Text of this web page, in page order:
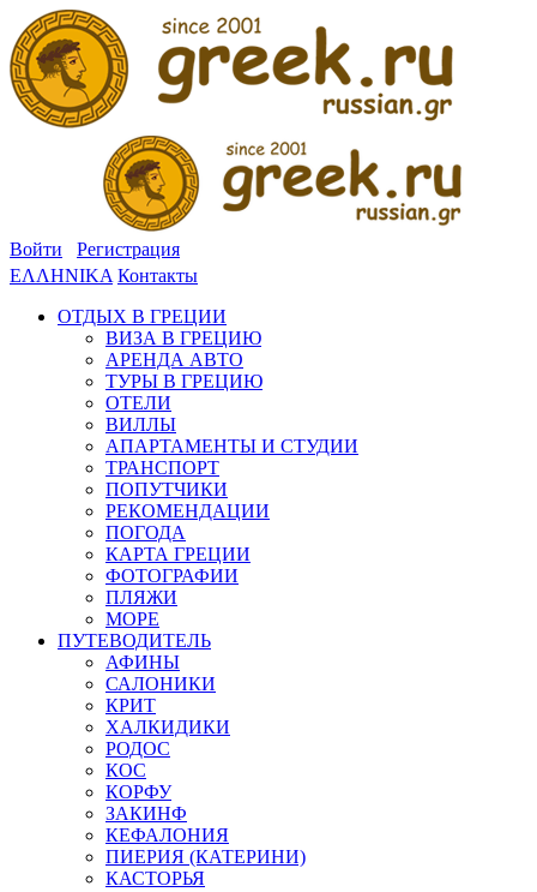
Войти
Регистрация
ΕΛΛΗΝΙΚΑ Контакты
ОТДЫХ В ГРЕЦИИ
ВИЗА В ГРЕЦИЮ
АРЕНДА АВТО
ТУРЫ В ГРЕЦИЮ
ОТЕЛИ
ВИЛЛЫ
АПАРТАМЕНТЫ И СТУДИИ
ТРАНСПОРТ
ПОПУТЧИКИ
РЕКОМЕНДАЦИИ
ПОГОДА
КАРТА ГРЕЦИИ
ФОТОГРАФИИ
ПЛЯЖИ
МОРЕ
ПУТЕВОДИТЕЛЬ
АФИНЫ
САЛОНИКИ
КРИТ
ХАЛКИДИКИ
РОДОС
КОС
КОРФУ
ЗАКИНФ
КЕФАЛОНИЯ
ПИЕРИЯ (КАТЕРИНИ)
КАСТОРЬЯ